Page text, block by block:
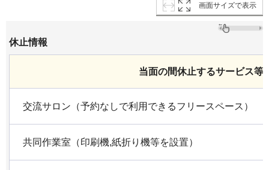
画面サイズで表示
休止情報
当面の間休止するサービス等
交流サロン（予約なしで利用できるフリースペース）
共同作業室（印刷機,紙折り機等を設置）